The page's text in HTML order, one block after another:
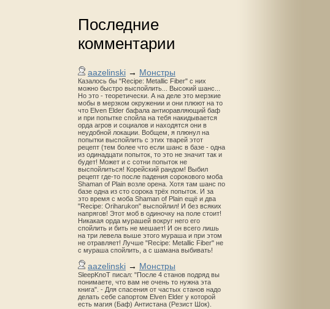
Последние
комментарии
aazelinski → Монстры
Казалось бы "Recipe: Metallic Fiber" с них
можно быстро выспойлить... Высокий шанс...
Но это - теоретически. А на деле это мерзкие
мобы в мерзком окружении и они плюют на то
что Elven Elder бафала антиоравляющий баф
и при попытке спойла на тебя накидывается
орда агров и социалов и находятся они в
неудобной локации. Вобщем, я плюнул на
попытки выспойлить с этих тварей этот
рецепт (тем более что если шанс в базе - одна
из одинадцати попыток, то это не значит так и
будет! Может и с сотни попыток не
выспойлиться! Корейский рандом! Выбил
рецепт где-то после падения сорокового моба
Shaman of Plain возле орена. Хотя там шанс по
базе одна из сто сорока трёх попыток. И за
это время с моба Shaman of Plain ещё и два
"Recipe: Oriharukon" выспойлил! И без всяких
напрягов! Этот моб в одиночку на поле стоит!
Никакая орда мурашей вокруг него его
спойлить и бить не мешает! И он всего лишь
на три левела выше этого мураша и при этом
не отравляет! Лучше "Recipe: Metallic Fiber" не
с мураша спойлить, а с шамана выбивать!
aazelinski → Монстры
SleepKnoT писал: "После 4 станов подряд вы
понимаете, что вам не очень то нужна эта
книга". - Для спасения от частых станов надо
делать себе сапортом Elven Elder у которой
есть магия (Баф) Антистана (Резист Шок).